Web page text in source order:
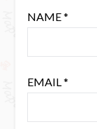
NAME*
EMAIL *